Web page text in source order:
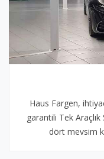
Haus Fargen,
garantili Tek
dört mevsim